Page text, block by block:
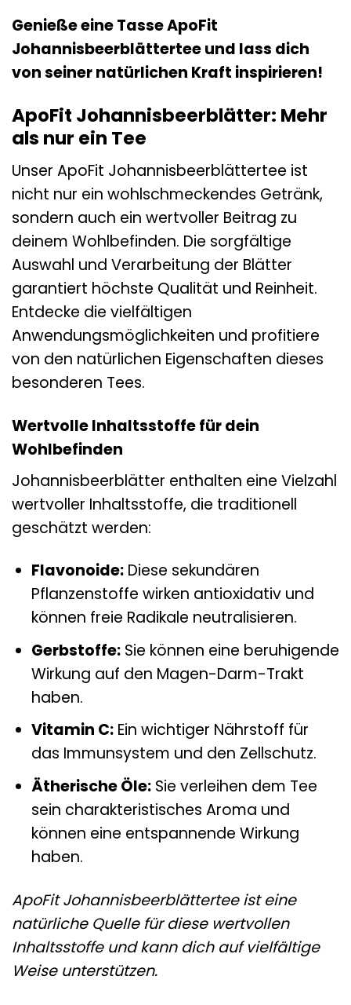
Genieße eine Tasse ApoFit
Johannisbeerblättertee und lass dich
von seiner natürlichen Kraft inspirieren!
ApoFit Johannisbeerblätter: Mehr
als nur ein Tee
Unser ApoFit Johannisbeerblättertee ist
nicht nur ein wohlschmeckendes Getränk,
sondern auch ein wertvoller Beitrag zu
deinem Wohlbefinden. Die sorgfältige
Auswahl und Verarbeitung der Blätter
garantiert höchste Qualität und Reinheit.
Entdecke die vielfältigen
Anwendungsmöglichkeiten und profitiere
von den natürlichen Eigenschaften dieses
besonderen Tees.
Wertvolle Inhaltsstoffe für dein
Wohlbefinden
Johannisbeerblätter enthalten eine Vielzahl
wertvoller Inhaltsstoffe, die traditionell
geschätzt werden:
Flavonoide:Diese sekundären
Pflanzenstoffe wirken antioxidativ und
können freie Radikale neutralisieren.
Gerbstoffe:Sie können eine beruhigende
Wirkung auf den Magen-Darm-Trakt
haben.
Vitamin C:Ein wichtiger Nährstoff für
das Immunsystem und den Zellschutz.
Ätherische Öle:Sie verleihen dem Tee
sein charakteristisches Aroma und
können eine entspannende Wirkung
haben.
ApoFit Johannisbeerblättertee ist eine
natürliche Quelle für diese wertvollen
Inhaltsstoffe und kann dich auf vielfältige
Weise unterstützen.